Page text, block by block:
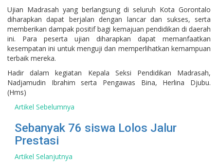
Ujian Madrasah yang berlangsung di seluruh Kota Gorontalo
diharapkan dapat berjalan dengan lancar dan sukses, serta
memberikan dampak positif bagi kemajuan pendidikan di daerah
ini. Para peserta ujian diharapkan dapat memanfaatkan
kesempatan ini untuk menguji dan memperlihatkan kemampuan
terbaik mereka.
Hadir dalam kegiatan Kepala Seksi Pendidikan Madrasah,
Nadjamudin Ibrahim serta Pengawas Bina, Herlina Djubu.
(Hms)
Artikel Sebelumnya
Sebanyak 76 siswa Lolos Jalur
Prestasi
Artikel Selanjutnya